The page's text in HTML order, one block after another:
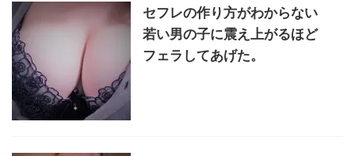
セフレの作り方がわからない
若い男の子に震え上がるほど
フェラしてあげた。